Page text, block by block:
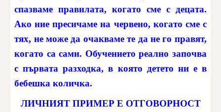
спазваме правилата, когато сме с децата.
Ако ние пресичаме на червено, когато сме с
тях, не може да очакваме те да не го правят,
когато са сами. Обучението реално започва
с първата разходка, в която детето ни е в
бебешка количка.
ЛИЧНИЯТ ПРИМЕР Е ОТГОВОРНОСТ